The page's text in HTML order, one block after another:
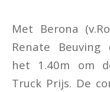
Met Berona
Renate
het 1.40m om
Truck Prijs. De